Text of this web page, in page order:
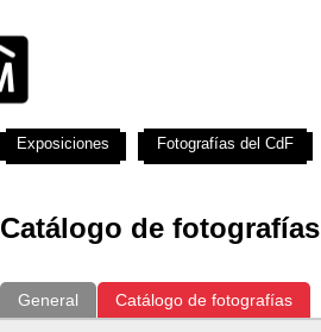
Catálogo de fotografías
General Catálogo de fotografías
Exposiciones Fotografías del CdF